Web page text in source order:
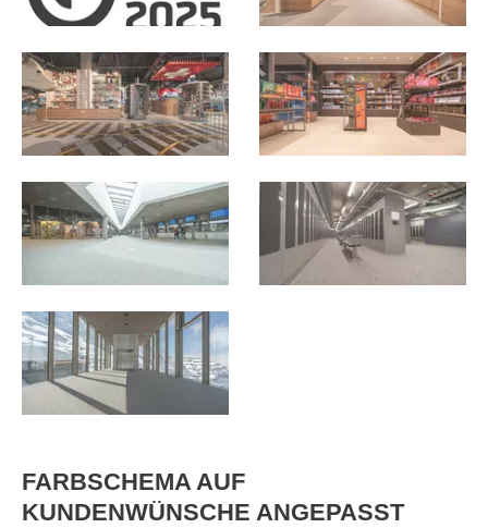
FARBSCHEMA AUF
KUNDENWÜNSCHE ANGEPASST